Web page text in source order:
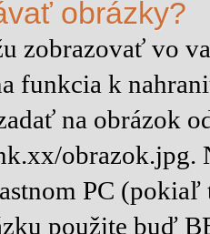
obrázky?
zobrazovať vo
funkcia k
na obrázok
obrazok.jpg.
PC
použite buď